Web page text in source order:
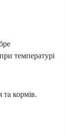
температурі
та кормів.